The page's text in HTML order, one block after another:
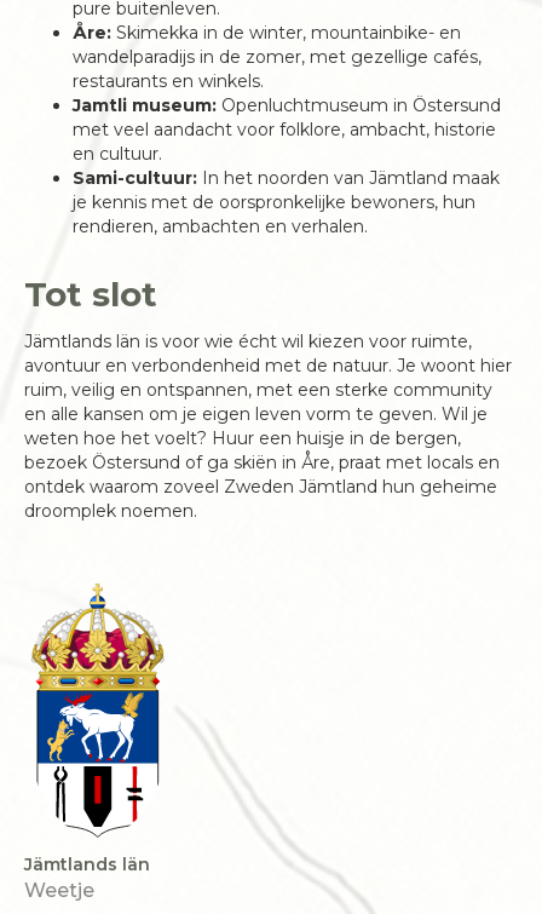
pure buitenleven.
Åre: Skimekka in de winter, mountainbike- en
wandelparadijs in de zomer, met gezellige cafés,
restaurants en winkels.
Jamtli museum: Openluchtmuseum in Östersund
met veel aandacht voor folklore, ambacht, historie
en cultuur.
Sami-cultuur: In het noorden van Jämtland maak
je kennis met de oorspronkelijke bewoners, hun
rendieren, ambachten en verhalen.
Tot slot
Jämtlands län is voor wie écht wil kiezen voor ruimte,
avontuur en verbondenheid met de natuur. Je woont hier
ruim, veilig en ontspannen, met een sterke community
en alle kansen om je eigen leven vorm te geven. Wil je
weten hoe het voelt? Huur een huisje in de bergen,
bezoek Östersund of ga skiën in Åre, praat met locals en
ontdek waarom zoveel Zweden Jämtland hun geheime
droomplek noemen.
Jämtlands län
Weetje